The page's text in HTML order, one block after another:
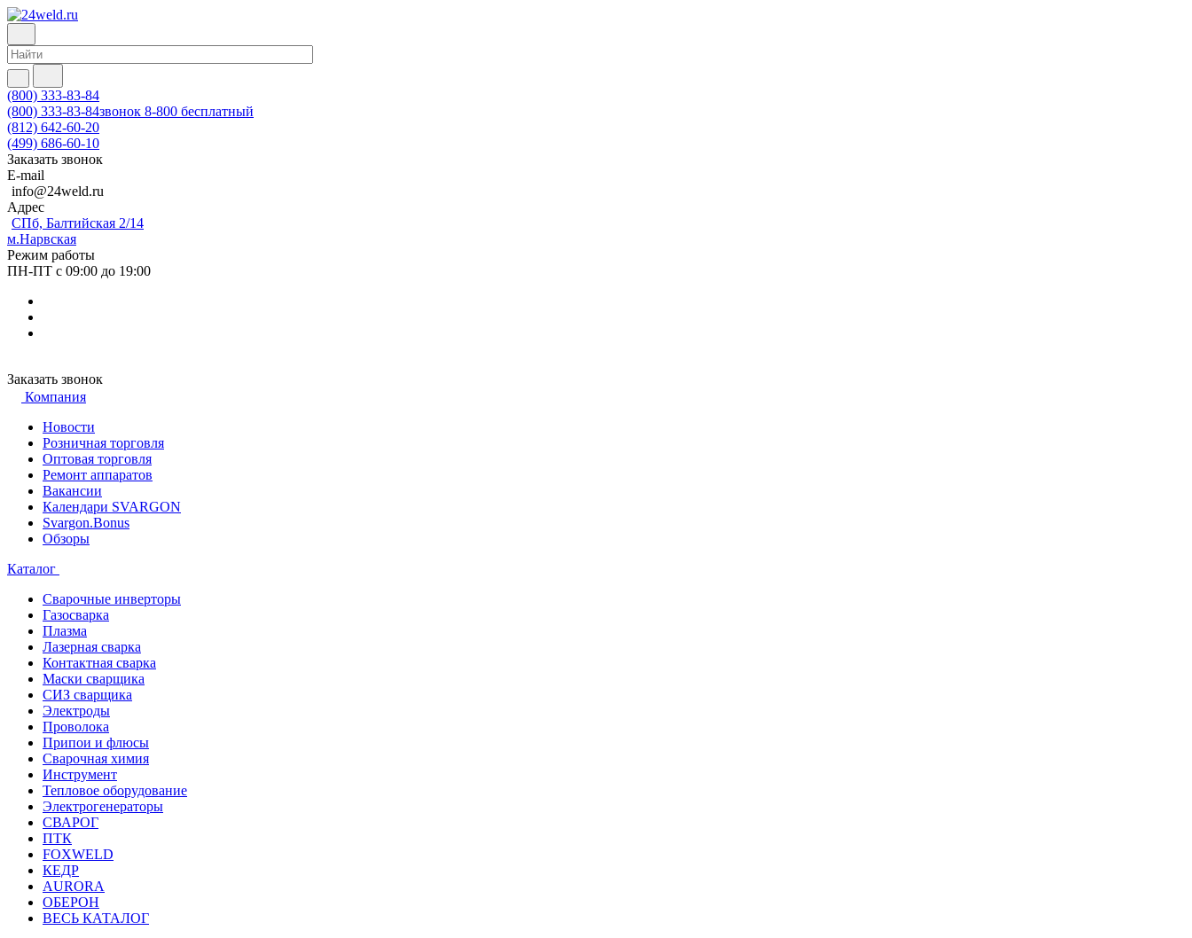
(800) 333-83-84
(800) 333-83-84звонок 8-800 бесплатный
(812) 642-60-20
(499) 686-60-10
Заказать звонок
E-mail
info@24weld.ru
Адрес
СПб, Балтийская 2/14
м.Нарвская
Режим работы
ПН-ПТ с 09:00 до 19:00
Заказать звонок
Компания
Новости
Розничная торговля
Оптовая торговля
Ремонт аппаратов
Вакансии
Календари SVARGON
Svargon.Bonus
Обзоры
Каталог
Сварочные инверторы
Газосварка
Плазма
Лазерная сварка
Контактная сварка
Маски сварщика
СИЗ сварщика
Электроды
Проволока
Припои и флюсы
Сварочная химия
Инструмент
Тепловое оборудование
Электрогенераторы
СВАРОГ
ПТК
FOXWELD
КЕДР
AURORA
ОБЕРОН
ВЕСЬ КАТАЛОГ